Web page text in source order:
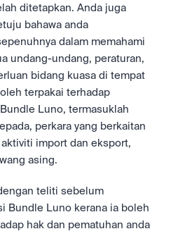
ditetapkan. Anda juga
bahawa anda
dalam memahami
undang-undang, peraturan,
bidang kuasa di tempat
terpakai terhadap
Luno, termasuklah
perkara yang berkaitan
import dan eksport,
asing.
teliti sebelum
Bundle Luno kerana ia boleh
hak dan pematuhan anda